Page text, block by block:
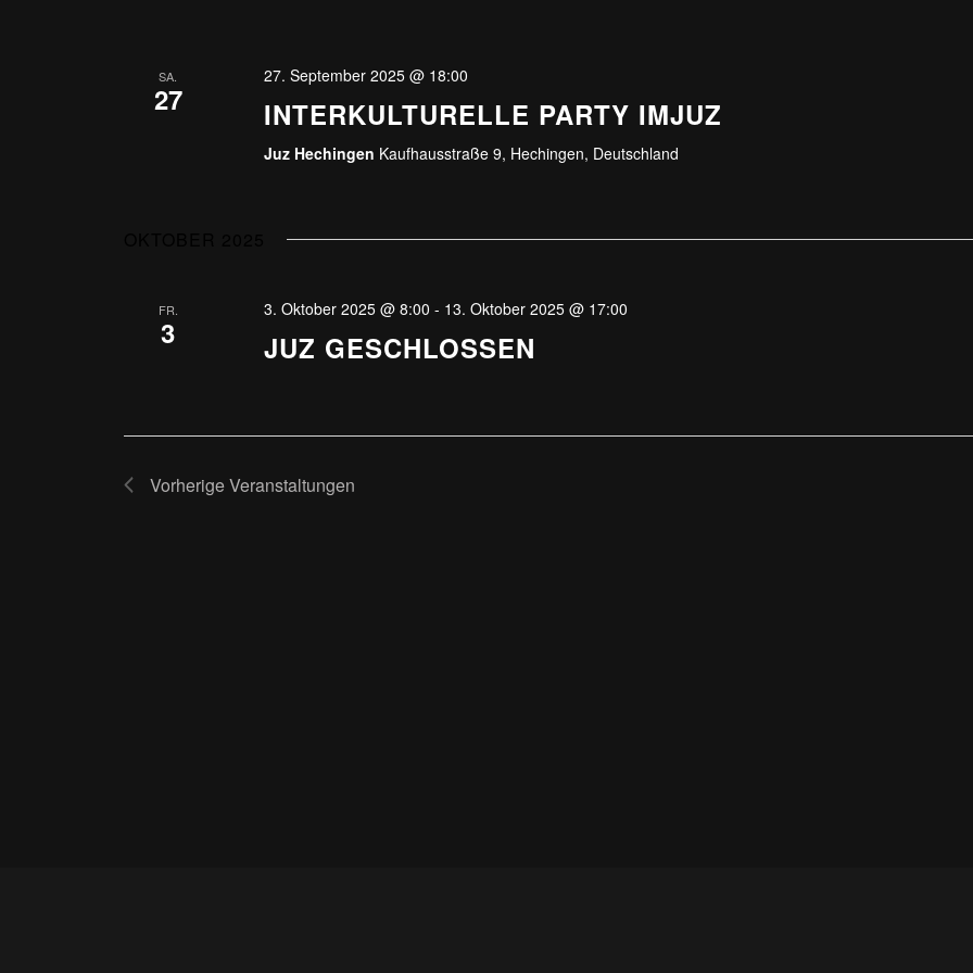
SA.
27
27. September 2025 @ 18:00
INTERKULTURELLE PARTY IMJUZ
Juz Hechingen Kaufhausstraße 9, Hechingen, Deutschland
FR.
3
3. Oktober 2025 @ 8:00 - 13. Oktober 2025 @ 17:00
JUZ GESCHLOSSEN
VorherigeVeranstaltungen